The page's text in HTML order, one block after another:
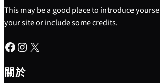
This may be a good place to introduce
your site or include some credits.
Facebook Instagram X
關於